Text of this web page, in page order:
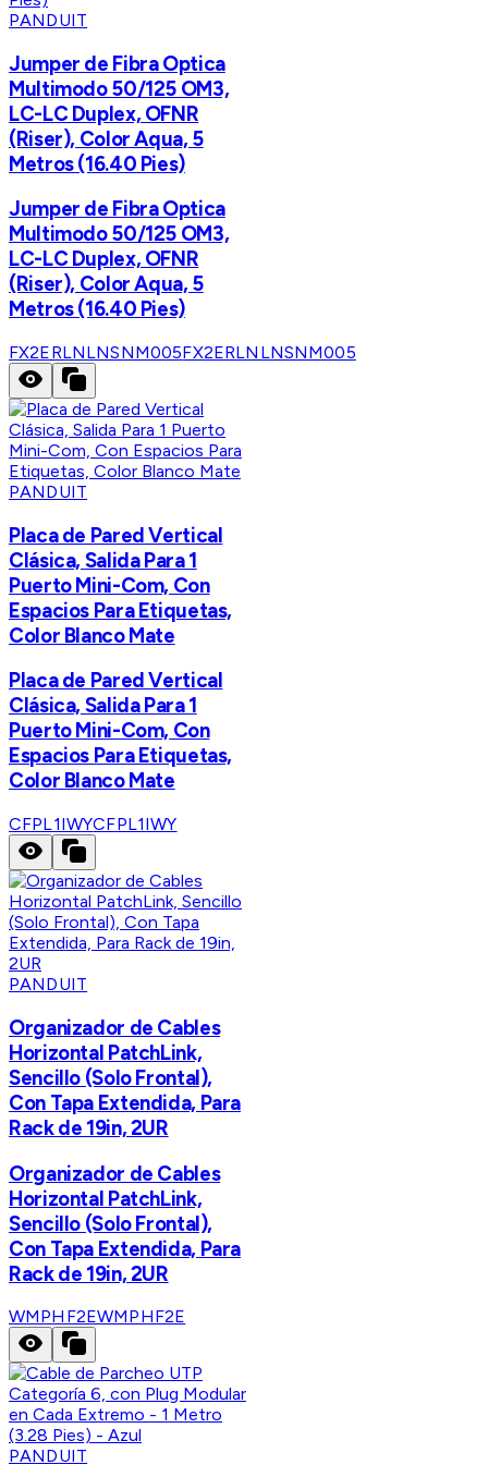
PANDUIT
Jumper de Fibra Optica
Multimodo 50/125 OM3,
LC-LC Duplex, OFNR
(Riser), Color Aqua, 5
Metros (16.40 Pies)
Jumper de Fibra Optica
Multimodo 50/125 OM3,
LC-LC Duplex, OFNR
(Riser), Color Aqua, 5
Metros (16.40 Pies)
FX2ERLNLNSNM005FX2ERLNLNSNM005
PANDUIT
Placa de Pared Vertical
Clásica, Salida Para 1
Puerto Mini-Com, Con
Espacios Para Etiquetas,
Color Blanco Mate
Placa de Pared Vertical
Clásica, Salida Para 1
Puerto Mini-Com, Con
Espacios Para Etiquetas,
Color Blanco Mate
CFPL1IWYCFPL1IWY
PANDUIT
Organizador de Cables
Horizontal PatchLink,
Sencillo (Solo Frontal),
Con Tapa Extendida, Para
Rack de 19in, 2UR
Organizador de Cables
Horizontal PatchLink,
Sencillo (Solo Frontal),
Con Tapa Extendida, Para
Rack de 19in, 2UR
WMPHF2EWMPHF2E
PANDUIT